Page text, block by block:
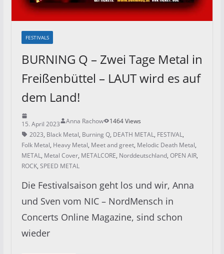
FESTIVALS
BURNING Q – Zwei Tage Metal in
Freißenbüttel – LAUT wird es auf
dem Land!
15. April 2023 Anna Rachow
1464 Views
2023, Black Metal, Burning Q, DEATH METAL, FESTIVAL,
Folk Metal, Heavy Metal, Meet and greet, Melodic Death Metal,
METAL, Metal Cover, METALCORE, Norddeutschland, OPEN AIR,
ROCK, SPEED METAL
Die Festivalsaison geht los und wir, Anna
und Sven vom NIC – NordMensch in
Concerts Online Magazine, sind schon
wieder